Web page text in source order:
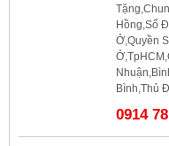
Hồng,Sổ
Ở,Quyền
Bình,Thủ
0914